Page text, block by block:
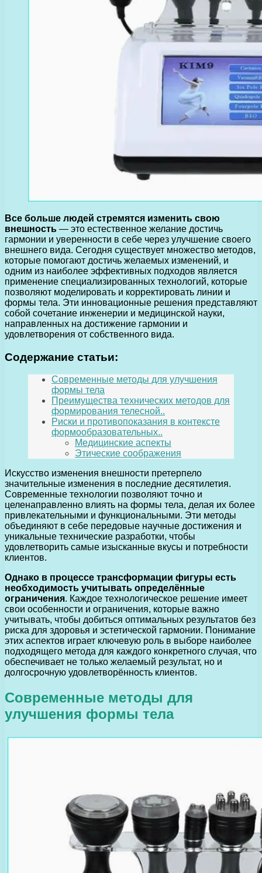
Все больше людей стремятся изменить свою
внешность — это естественное желание достичь
гармонии и уверенности в себе через улучшение своего
внешнего вида. Сегодня существует множество методов,
которые помогают достичь желаемых изменений, и
одним из наиболее эффективных подходов является
применение специализированных технологий, которые
позволяют моделировать и корректировать линии и
формы тела. Эти инновационные решения представляют
собой сочетание инженерии и медицинской науки,
направленных на достижение гармонии и
удовлетворения от собственного вида.
Содержание статьи:
Современные методы для улучшения
формы тела
Преимущества технических методов для
формирования телесной..
Риски и противопоказания в контексте
формообразовательных..
Медицинские аспекты
Этические соображения
Искусство изменения внешности претерпело
значительные изменения в последние десятилетия.
Современные технологии позволяют точно и
целенаправленно влиять на формы тела, делая их более
привлекательными и функциональными. Эти методы
объединяют в себе передовые научные достижения и
уникальные технические разработки, чтобы
удовлетворить самые изысканные вкусы и потребности
клиентов.
Однако в процессе трансформации фигуры есть
необходимость учитывать определённые
ограничения. Каждое технологическое решение имеет
свои особенности и ограничения, которые важно
учитывать, чтобы добиться оптимальных результатов без
риска для здоровья и эстетической гармонии. Понимание
этих аспектов играет ключевую роль в выборе наиболее
подходящего метода для каждого конкретного случая, что
обеспечивает не только желаемый результат, но и
долгосрочную удовлетворённость клиентов.
Современные методы для
улучшения формы тела